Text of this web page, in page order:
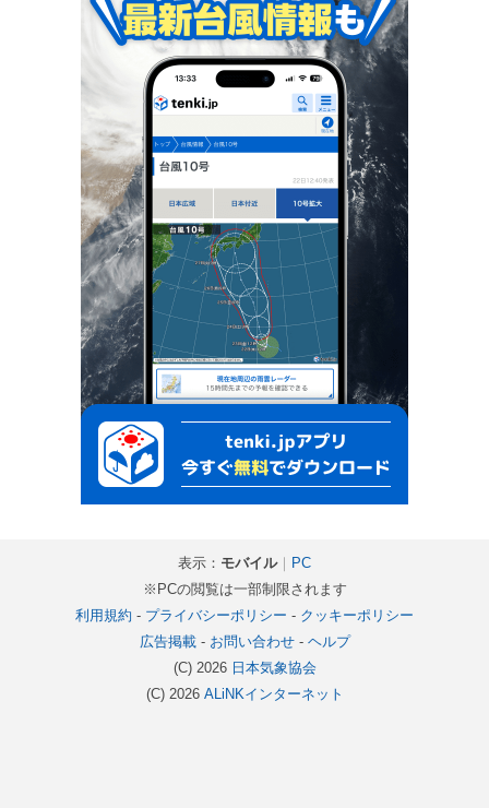
表示： モバイル｜ PC
※PCの閲覧は一部制限されます
利用規約 - プライバシーポリシー - クッキーポリシー
広告掲載- お問い合わせ- ヘルプ
(C) 2026 日本気象協会
(C) 2026 ALiNKインターネット